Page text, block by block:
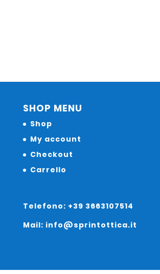
SHOP MENU
Shop
My account
Checkout
Carrello
Telefono: +39 3663107514
Mail: info@sprintottica.it